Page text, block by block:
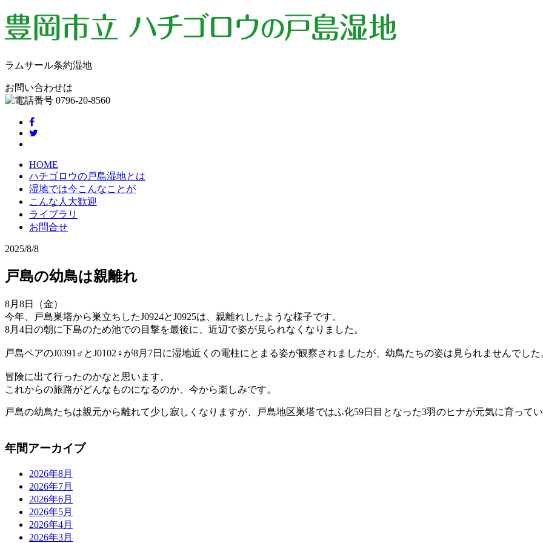
ラムサール条約湿地
お問い合わせは
HOME
ハチゴロウの戸島湿地とは
湿地では今こんなことが
こんな人大歓迎
ライブラリ
お問合せ
2025/8/8
戸島の幼鳥は親離れ
8月8日（金）
今年、戸島巣塔から巣立ちしたJ0924とJ0925は、親離れしたような様子です。
8月4日の朝に下島のため池での目撃を最後に、近辺で姿が見られなくなりました。
戸島ペアのJ0391♂とJ0102♀が8月7日に湿地近くの電柱にとまる姿が観察されましたが、幼鳥たちの姿は見られませんでした
冒険に出て行ったのかなと思います。
これからの旅路がどんなものになるのか、今から楽しみです。
戸島の幼鳥たちは親元から離れて少し寂しくなりますが、戸島地区巣塔ではふ化59日目となった3羽のヒナが元気に育ってい
年間アーカイブ
2026年8月
2026年7月
2026年6月
2026年5月
2026年4月
2026年3月